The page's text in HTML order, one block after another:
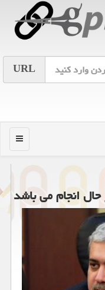
URL
منو
انجام می باشد